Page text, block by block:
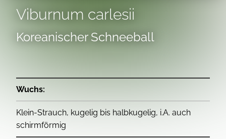
Viburnum carlesii
Koreanischer Schneeball
Wuchs:
Klein-Strauch, kugelig bis halbkugelig, i.A. auch
schirmförmig